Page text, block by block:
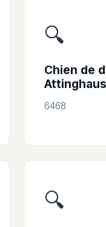
🔍
Chien de
6468
🔍